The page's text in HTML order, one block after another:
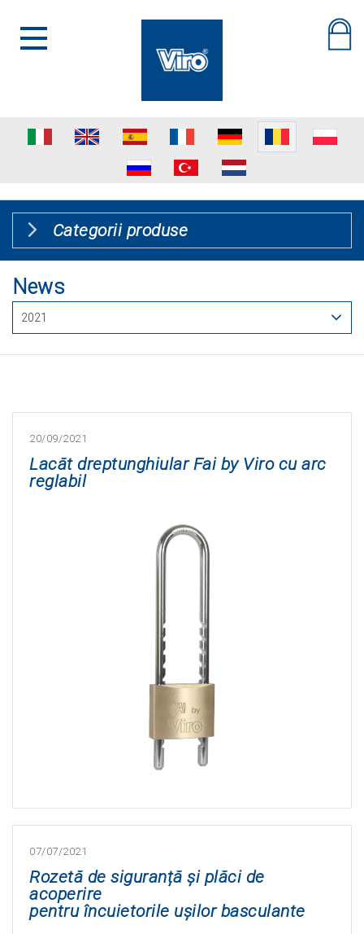
Categorii produse
News
20/09/2021
Lacăt dreptunghiular Fai by Viro cu arc
reglabil
07/07/2021
Rozetă de siguranță și plăci de
acoperire
pentru încuietorile ușilor basculante